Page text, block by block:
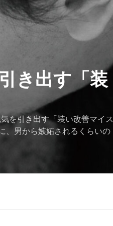
き出す「装
を引き出す「装い改善マイス
、男から嫉妬されるくらいの